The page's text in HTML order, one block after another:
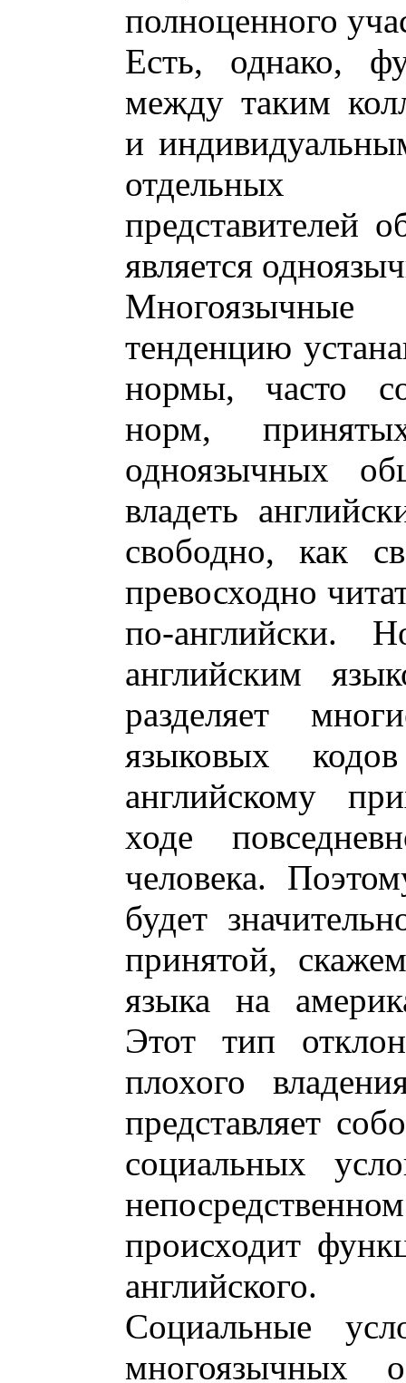
полноценного
Есть, однако,
между таким
и
отдельных
представителей
является
тенденцию
нормы, часто
норм,
одноязычных
владеть
свободно, как
превосходно
по-английски.
английским
разделяет
языковых
английскому
ходе
человека.
будет
принятой,
языка на
Этот тип
плохого
представляет
социальных
происходит
английского.
Социальные
многоязычных